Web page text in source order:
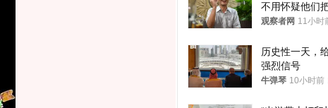
不用怀疑他们
的决心
观察者网 11小时
历史性一天，
强烈信号
牛弹琴 10小时前